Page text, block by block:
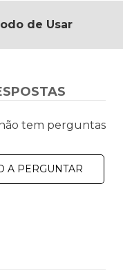
de Usar
tem perguntas
A PERGUNTAR